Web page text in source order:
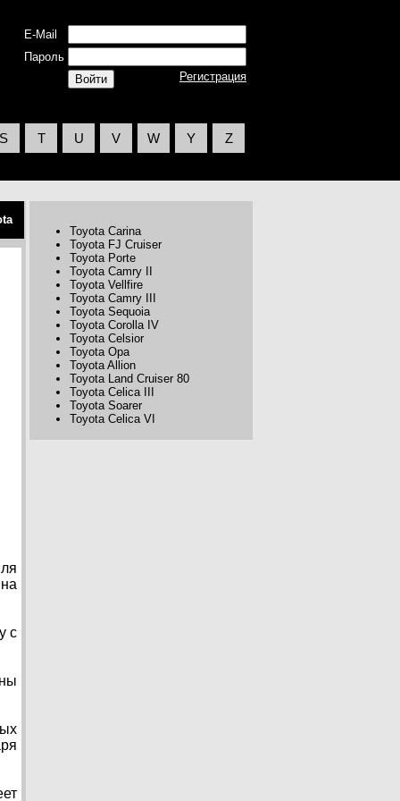
E-Mail
Пароль
Регистрация
S T U V W Y Z
с
Toyota Carina
Toyota FJ Cruiser
Toyota Porte
Toyota Camry II
Toyota Vellfire
Toyota Camry III
Toyota Sequoia
Toyota Corolla IV
Toyota Celsior
Toyota Opa
Toyota Allion
Toyota Land Cruiser 80
Toyota Celica III
Toyota Soarer
Toyota Celica VI